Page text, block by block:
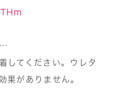
してください。ウレタ
果がありません。